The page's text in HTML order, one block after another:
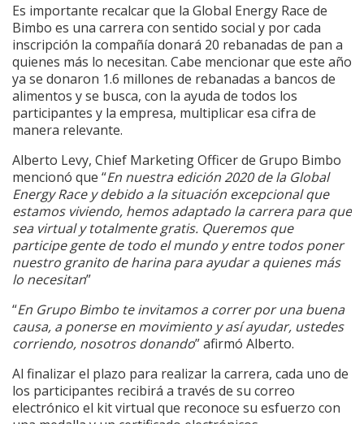
Es importante recalcar que la Global Energy Race de
Bimbo es una carrera con sentido social y por cada
inscripción la compañía donará 20 rebanadas de pan a
quienes más lo necesitan. Cabe mencionar que este año
ya se donaron 1.6 millones de rebanadas a bancos de
alimentos y se busca, con la ayuda de todos los
participantes y la empresa, multiplicar esa cifra de
manera relevante.
Alberto Levy, Chief Marketing Officer de Grupo Bimbo
mencionó que “En nuestra edición 2020 de la Global
Energy Race y debido a la situación excepcional que
estamos viviendo, hemos adaptado la carrera para que
sea virtual y totalmente gratis. Queremos que
participe gente de todo el mundo y entre todos poner
nuestro granito de harina para ayudar a quienes más
lo necesitan”
“En Grupo Bimbo te invitamos a correr por una buena
causa, a ponerse en movimiento y así ayudar, ustedes
corriendo, nosotros donando” afirmó Alberto.
Al finalizar el plazo para realizar la carrera, cada uno de
los participantes recibirá a través de su correo
electrónico el kit virtual que reconoce su esfuerzo con